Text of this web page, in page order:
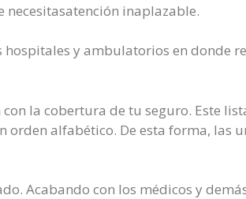
necesitasatención inaplazable.
y ambulatorios en donde
la cobertura de tu seguro. Este
alfabético. De esta forma, las
Acabando con los médicos y